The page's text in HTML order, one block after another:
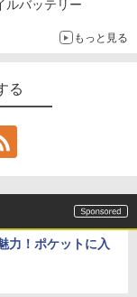
ルバッテリー
もっと見る
る
力！ポケットに入